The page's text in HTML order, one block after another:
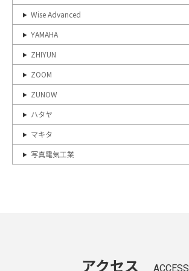
Wise Advanced
YAMAHA
ZHIYUN
ZOOM
ZUNOW
ハタヤ
マキタ
写真電気工業
アクセス ACCESS